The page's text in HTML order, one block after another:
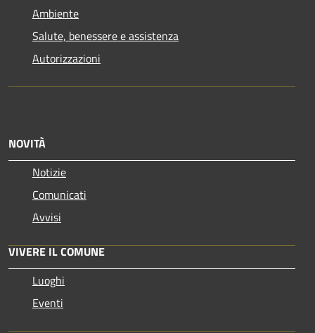
Ambiente
Salute, benessere e assistenza
Autorizzazioni
NOVITÀ
Notizie
Comunicati
Avvisi
VIVERE IL COMUNE
Luoghi
Eventi